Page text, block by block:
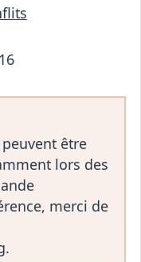
être
lors des
merci de